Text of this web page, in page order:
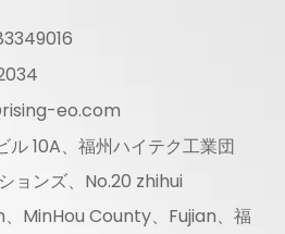
eo.com
ル 10A、福州ハイテク工業団
ョンズ、No.20 zhihui
MinHou County、Fujian、福